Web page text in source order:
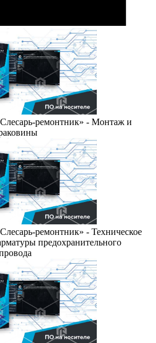
ремонтник» - Монтаж и
ремонтник» - Техническое
предохранительного